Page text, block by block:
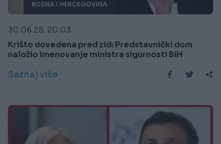
BOSNA I HERCEGOVINA
30.06.25. 20:03
Krišto dovedena pred zid: Predstavnički dom
naložio imenovanje ministra sigurnosti BiH
Saznaj više